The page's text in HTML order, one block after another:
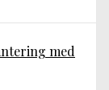
med